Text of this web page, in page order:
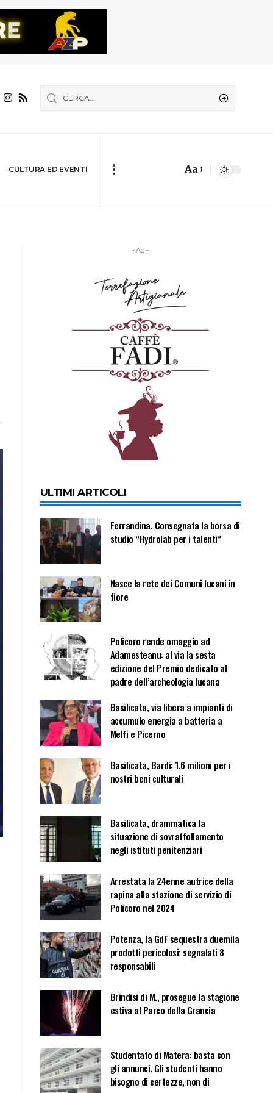
CULTURA ED EVENTI Aa
- Ad -
ULTIMI ARTICOLI
Ferrandina. Consegnata la borsa di
studio “Hydrolab per i talenti”
Nasce la rete dei Comuni lucani in
fiore
Policoro rende omaggio ad
Adamesteanu: al via la sesta
edizione del Premio dedicato al
padre dell’archeologia lucana
Basilicata, via libera a impianti di
accumulo energia a batteria a
Melfi e Picerno
Basilicata, Bardi: 1.6 milioni per i
nostri beni culturali
Basilicata, drammatica la
situazione di sovraffollamento
negli istituti penitenziari
Arrestata la 24enne autrice della
rapina alla stazione di servizio di
Policoro nel 2024
Potenza, la GdF sequestra duemila
prodotti pericolosi: segnalati 8
responsabili
Brindisi di M., prosegue la stagione
estiva al Parco della Grancia
Studentato di Matera: basta con
gli annunci. Gli studenti hanno
bisogno di certezze, non di